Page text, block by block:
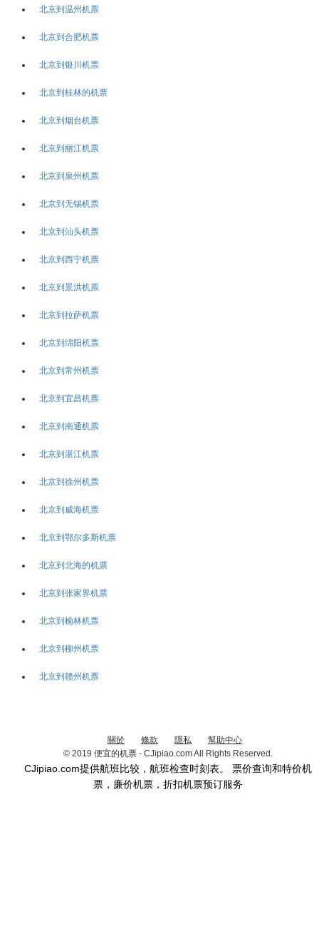
北京到温州机票
北京到合肥机票
北京到银川机票
北京到桂林的机票
北京到烟台机票
北京到丽江机票
北京到泉州机票
北京到无锡机票
北京到汕头机票
北京到西宁机票
北京到景洪机票
北京到拉萨机票
北京到绵阳机票
北京到常州机票
北京到宜昌机票
北京到南通机票
北京到湛江机票
北京到徐州机票
北京到威海机票
北京到鄂尔多斯机票
北京到北海的机票
北京到张家界机票
北京到榆林机票
北京到柳州机票
北京到赣州机票
關於 條款 隱私
幫助中心
© 2019 便宜的机票 - CJipiao.com All Rights Reserved.
CJipiao.com提供航班比较，航班检查时刻表。 票价查询和特价机
票，廉价机票，折扣机票预订服务